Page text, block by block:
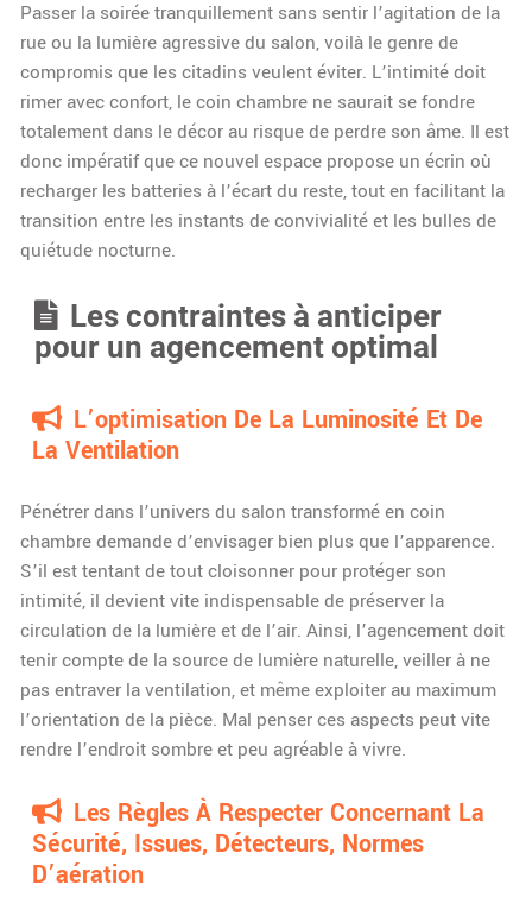
Passer la soirée tranquillement sans sentir l’agitation de la
rue ou la lumière agressive du salon, voilà le genre de
compromis que les citadins veulent éviter. L’intimité doit
rimer avec confort, le coin chambre ne saurait se fondre
totalement dans le décor au risque de perdre son âme. Il est
donc impératif que ce nouvel espace propose un écrin où
recharger les batteries à l’écart du reste, tout en facilitant la
transition entre les instants de convivialité et les bulles de
quiétude nocturne.
Les contraintes à anticiper
pour un agencement optimal
L’optimisation De La Luminosité Et De
La Ventilation
Pénétrer dans l’univers du salon transformé en coin
chambre demande d’envisager bien plus que l’apparence.
S’il est tentant de tout cloisonner pour protéger son
intimité, il devient vite indispensable de préserver la
circulation de la lumière et de l’air. Ainsi, l’agencement doit
tenir compte de la source de lumière naturelle, veiller à ne
pas entraver la ventilation, et même exploiter au maximum
l’orientation de la pièce. Mal penser ces aspects peut vite
rendre l’endroit sombre et peu agréable à vivre.
Les Règles À Respecter Concernant La
Sécurité, Issues, Détecteurs, Normes
D’aération